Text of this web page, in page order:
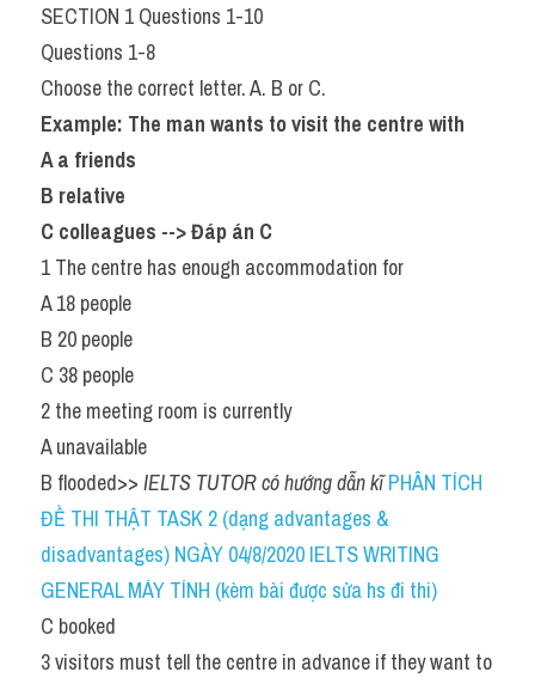
SECTION 1 Questions 1-10
Questions 1-8
Choose the correct letter. A. B or C.
Example: The man wants to visit the centre with
A a friends
B relative
C colleagues --> Đáp án C
1 The centre has enough accommodation for
A 18 people
B 20 people
C 38 people
2 the meeting room is currently
A unavailable
B flooded>> IELTS TUTOR có hướng dẫn kĩ PHÂN TÍCH
ĐỀ THI THẬT TASK 2 (dạng advantages &
disadvantages) NGÀY 04/8/2020 IELTS WRITING
GENERAL MÁY TÍNH (kèm bài được sửa hs đi thi)
C booked
3 visitors must tell the centre in advance if they want to